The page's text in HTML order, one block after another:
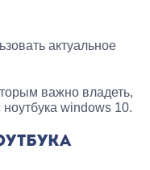
актуальное
важно владеть,
windows 10.